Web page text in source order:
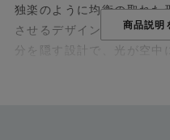
独楽のように均衡の取れた
させるデザインです。 ガ
分を隠す設計で、光が空中